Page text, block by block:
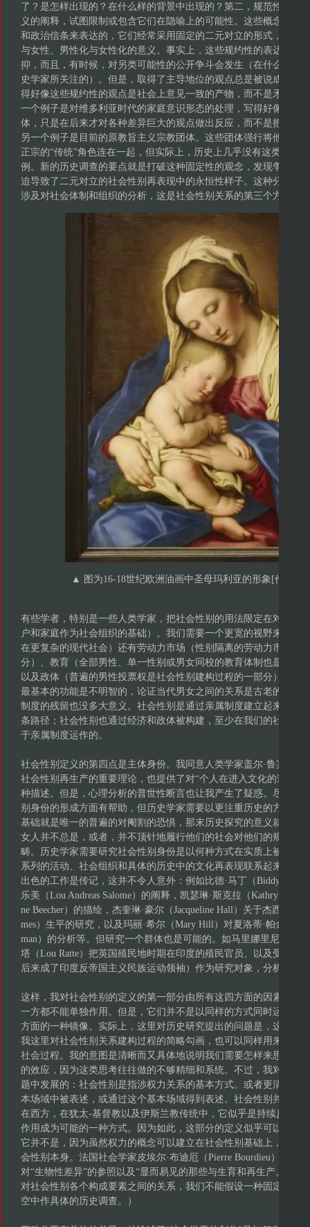
了？是怎样出现的？在什么样的背景中出现的？第二，规范性的概
义的阐释，试图限制或包含它们在隐喻上的可能性。这些概念是通
和政治信条来表达的，它们经常采用固定的二元对立的形式，斩钉
与女性、男性化与女性化的意义。事实上，这些规约性的表达依赖
抑，而且，有时候，对另类可能性的公开争斗会发生（在什么时候
史学家所关注的）。但是，取得了主导地位的观点总是被说成是唯
得好像这些规约性的观点是社会上意见一致的产物，而不是矛盾冲
一个例子是对维多利亚时代的家庭意识形态的处理，写得好像这个
体，只是在后来才对各种差异巨大的观点做出反应，而不是把它写
另一个例子是目前的原教旨主义宗教团体。这些团体强行将他们的
正宗的“传统”角色连在一起，但实际上，历史上几乎没有这类不加
例。新的历史调查的要点就是打破这种固定性的观念，发现争论或
迫导致了二元对立的社会性别再表现中的永恒性样子。这种分析一
涉及对社会体制和组织的分析，这是社会性别关系的第三个方面。
▲ 图为16-18世纪欧洲油画中圣母玛利亚的形象[作者：
有些学者，特别是一些人类学家，把社会性别的用法限定在对亲属
户和家庭作为社会组织的基础）。我们需要一个更宽的视野来包括
在更复杂的现代社会）还有劳动力市场（性别隔离的劳动力市场是
分）、教育（全部男性、单一性别或男女同校的教育体制也是社会
以及政体（普遍的男性投票权是社会性别建构过程的一部分）。把
最基本的功能是不明智的，论证当代男女之间的关系是古老的、建
制度的残留也没多大意义。社会性别是通过亲属制度建立起来，但
条路径；社会性别也通过经济和政体被构建，至少在我们的社会里
于亲属制度运作的。
社会性别定义的第四点是主体身份。我同意人类学家盖尔·鲁宾的看
社会性别再生产的重要理论，也提供了对“个人在进入文化的过程中
种描述。但是，心理分析的普世性断言也让我产生了疑惑。尽管拉
别身份的形成方面有帮助，但历史学家需要以更注重历史的方式来
基础就是唯一的普遍的对阉割的恐惧，那末历史探究的意义就被否
女人并不总是，或者，并不顶针地履行他们的社会对他们的规范，
畴。历史学家需要研究社会性别身份是以何种方式在实质上被建构
系列的活动、社会组织和具体的历史中的文化再表现联系起来。到
出色的工作是传记，这并不令人意外：例如比德·马丁（Biddy
乐美（Lou Andreas Salome）的阐释，凯瑟琳·斯克拉（Kathryn
ne Beecher）的描绘，杰奎琳·豪尔（Jacqueline Hall）关于杰西·丹尼
mes）生平的研究，以及玛丽·希尔（Mary Hill）对夏洛蒂·帕金斯·
man）的分析等。但研究一个群体也是可能的。如马里娜里尼·辛哈
塔（Lou Ratte）把英国殖民地时期在印度的殖民官员、以及受英式
后来成了印度反帝国主义民族运动领袖）作为研究对象，分析他们
这样，我对社会性别的定义的第一部分由所有这四方面的因素构成
一方都不能单独作用。但是，它们并不是以同样的方式同时运作，
方面的一种镜像。实际上，这里对历史研究提出的问题是，这四个
我这里对社会性别关系建构过程的简略勾画，也可以同样用来探讨
社会过程。我的意图是清晰而又具体地说明我们需要怎样来思考在
的效应，因为这类思考往往做的不够精细和系统。不过，我对社会
题中发展的：社会性别是指涉权力关系的基本方式。或者更清楚地
本场域中被表述，或通过这个基本场域得到表述。社会性别并非表
在西方，在犹太-基督教以及伊斯兰教传统中，它似乎是持续反复出
作用成为可能的一种方式。因为如此，这部分的定义似乎可以属于
它并不是，因为虽然权力的概念可以建立在社会性别基础上，但权
会性别本身。法国社会学家皮埃尔·布迪厄（Pierre Bourdieu）曾写
对“生物性差异”的参照以及“显而易见的那些与生育和再生产。（译
对社会性别各个构成要素之间的关系，我们不能假设一种固定的因
空中作具体的历史调查。）